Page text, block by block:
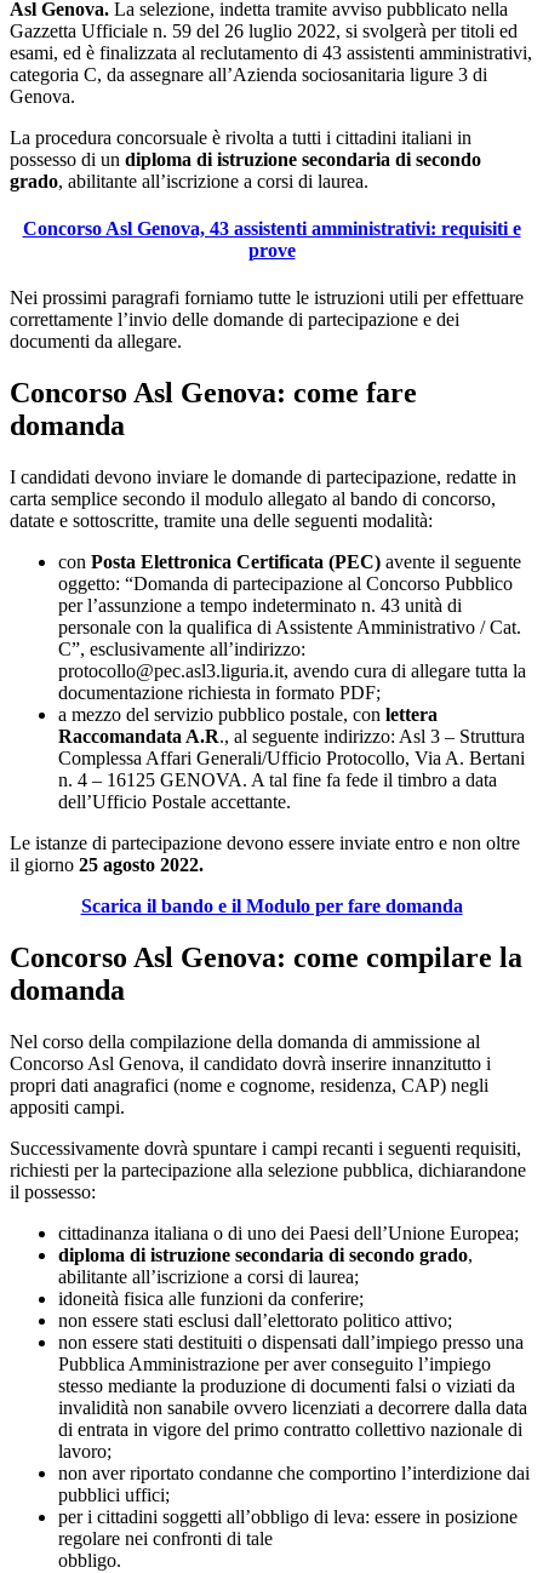
Asl Genova. La selezione, indetta tramite avviso pubblicato nella
Gazzetta Ufficiale n. 59 del 26 luglio 2022, si svolgerà per titoli ed
esami, ed è finalizzata al reclutamento di 43 assistenti amministrativi,
categoria C, da assegnare all’Azienda sociosanitaria ligure 3 di
Genova.
La procedura concorsuale è rivolta a tutti i cittadini italiani in
possesso di un diploma di istruzione secondaria di secondo
grado, abilitante all’iscrizione a corsi di laurea.
Concorso Asl Genova, 43 assistenti amministrativi: requisiti e
prove
Nei prossimi paragrafi forniamo tutte le istruzioni utili per effettuare
correttamente l’invio delle domande di partecipazione e dei
documenti da allegare.
Concorso Asl Genova: come fare
domanda
I candidati devono inviare le domande di partecipazione, redatte in
carta semplice secondo il modulo allegato al bando di concorso,
datate e sottoscritte, tramite una delle seguenti modalità:
con Posta Elettronica Certificata (PEC) avente il seguente
oggetto: “Domanda di partecipazione al Concorso Pubblico
per l’assunzione a tempo indeterminato n. 43 unità di
personale con la qualifica di Assistente Amministrativo / Cat.
C”, esclusivamente all’indirizzo:
protocollo@pec.asl3.liguria.it, avendo cura di allegare tutta la
documentazione richiesta in formato PDF;
a mezzo del servizio pubblico postale, con lettera
Raccomandata A.R., al seguente indirizzo: Asl 3 – Struttura
Complessa Affari Generali/Ufficio Protocollo, Via A. Bertani
n. 4 – 16125 GENOVA. A tal fine fa fede il timbro a data
dell’Ufficio Postale accettante.
Le istanze di partecipazione devono essere inviate entro e non oltre
il giorno 25 agosto 2022.
Scarica il bando e il Modulo per fare domanda
Concorso Asl Genova: come compilare la
domanda
Nel corso della compilazione della domanda di ammissione al
Concorso Asl Genova, il candidato dovrà inserire innanzitutto i
propri dati anagrafici (nome e cognome, residenza, CAP) negli
appositi campi.
Successivamente dovrà spuntare i campi recanti i seguenti requisiti,
richiesti per la partecipazione alla selezione pubblica, dichiarandone
il possesso:
cittadinanza italiana o di uno dei Paesi dell’Unione Europea;
diploma di istruzione secondaria di secondo grado,
abilitante all’iscrizione a corsi di laurea;
idoneità fisica alle funzioni da conferire;
non essere stati esclusi dall’elettorato politico attivo;
non essere stati destituiti o dispensati dall’impiego presso una
Pubblica Amministrazione per aver conseguito l’impiego
stesso mediante la produzione di documenti falsi o viziati da
invalidità non sanabile ovvero licenziati a decorrere dalla data
di entrata in vigore del primo contratto collettivo nazionale di
lavoro;
non aver riportato condanne che comportino l’interdizione dai
pubblici uffici;
per i cittadini soggetti all’obbligo di leva: essere in posizione
regolare nei confronti di tale
obbligo.